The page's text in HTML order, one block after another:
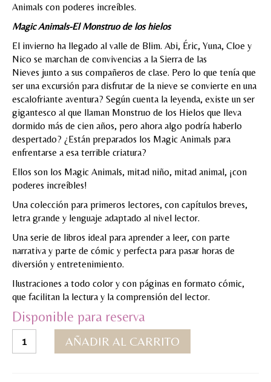
Animals con poderes increíbles.
Magic Animals-El Monstruo de los hielos
El invierno ha llegado al valle de Blim. Abi, Éric, Yuna, Cloe y
Nico se marchan de convivencias a la Sierra de las
Nieves junto a sus compañeros de clase. Pero lo que tenía que
ser una excursión para disfrutar de la nieve se convierte en una
escalofriante aventura? Según cuenta la leyenda, existe un ser
gigantesco al que llaman Monstruo de los Hielos que lleva
dormido más de cien años, pero ahora algo podría haberlo
despertado? ¿Están preparados los Magic Animals para
enfrentarse a esa terrible criatura?
Ellos son los Magic Animals, mitad niño, mitad animal, ¡con
poderes increíbles!
Una colección para primeros lectores, con capítulos breves,
letra grande y lenguaje adaptado al nivel lector.
Una serie de libros ideal para aprender a leer, con parte
narrativa y parte de cómic y perfecta para pasar horas de
diversión y entretenimiento.
Ilustraciones a todo color y con páginas en formato cómic,
que facilitan la lectura y la comprensión del lector.
Disponible para reserva
Animals-
AÑADIR AL CARRITO